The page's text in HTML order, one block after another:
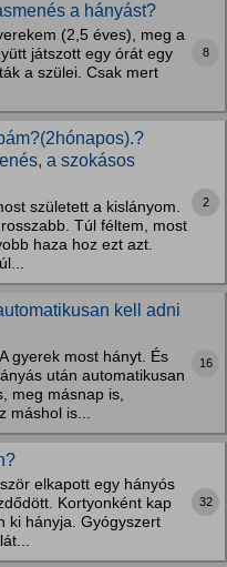
a hányást?
(2,5 éves), meg a
játszott egy órát egy
a szülei. Csak mert
8
a szokásos
született a kislányom.
Túl féltem, most
haza hoz ezt azt.
2
kell adni
gyerek most hányt. És
után automatikusan
meg másnap is,
máshol is...
16
elkapott egy hányós
Kortyonként kap
ki hányja. Gyógyszert
32